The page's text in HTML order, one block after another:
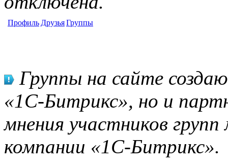
Профиль ДрузьяГруппы
Группы на сайте
«1С-Битрикс», но и
мнения участников
компании «1С-Битрикс».